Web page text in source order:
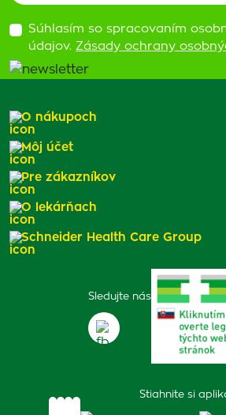
Súhlasím so spracovaním
údajov. Zásady ochrany
Sledujte nás
Stiahnite si
O nákupoch
Môj účet
Pre zákazníkov
O lekárňach
Schneider Health Care Group